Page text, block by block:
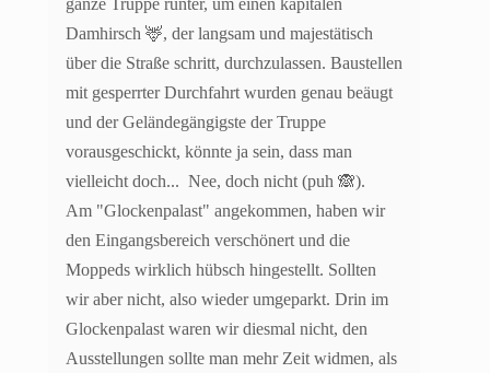
ganze Truppe runter, um einen kapitalen
Damhirsch 🦌, der langsam und majestätisch
über die Straße schritt, durchzulassen. Baustellen
mit gesperrter Durchfahrt wurden genau beäugt
und der Geländegängigste der Truppe
vorausgeschickt, könnte ja sein, dass man
vielleicht doch... Nee, doch nicht (puh 🙈).
Am "Glockenpalast" angekommen, haben wir
den Eingangsbereich verschönert und die
Moppeds wirklich hübsch hingestellt. Sollten
wir aber nicht, also wieder umgeparkt. Drin im
Glockenpalast waren wir diesmal nicht, den
Ausstellungen sollte man mehr Zeit widmen, als